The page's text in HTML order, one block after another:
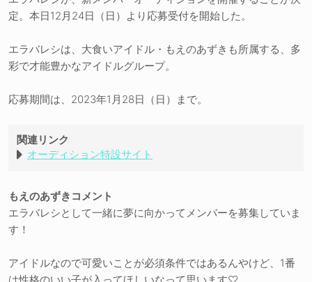
定。本日12月24日（日）より応募受付を開始した。
エラバレシは、大食いアイドル・もえのあずきも所属する、多
彩で才能豊かなアイドルグループ。
応募期間は、2023年1月28日（日）まで。
関連リンク
オーディション特設サイト
もえのあずきコメント
エラバレシとして一緒に夢に向かってメンバーを募集していま
す！
アイドルなので可愛いことが必須条件ではあるんやけど、1番